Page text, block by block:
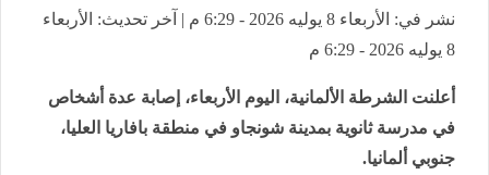
نشر في: الأربعاء 8 يوليه 2026 - 6:29 م | آخر تحديث: الأربعاء
8 يوليه 2026 - 6:29 م
أعلنت الشرطة الألمانية، اليوم الأربعاء، إصابة عدة أشخاص
في مدرسة ثانوية بمدينة شونجاو في منطقة بافاريا العليا،
جنوبي ألمانيا.